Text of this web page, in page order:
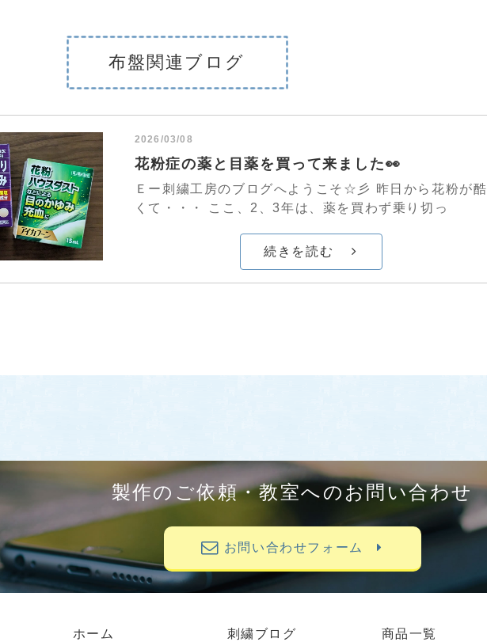
布盤関連ブログ
2026/03/08
花粉症の薬と目薬を買って来ました👀
Ｅー刺繍工房のブログへようこそ☆彡 昨日から花粉が酷
くて・・・ ここ、2、3年は、薬を買わず乗り切っ
続きを読む
製作のご依頼・教室へのお問い合わせ
お問い合わせフォーム
ホーム
刺繍ブログ
商品一覧